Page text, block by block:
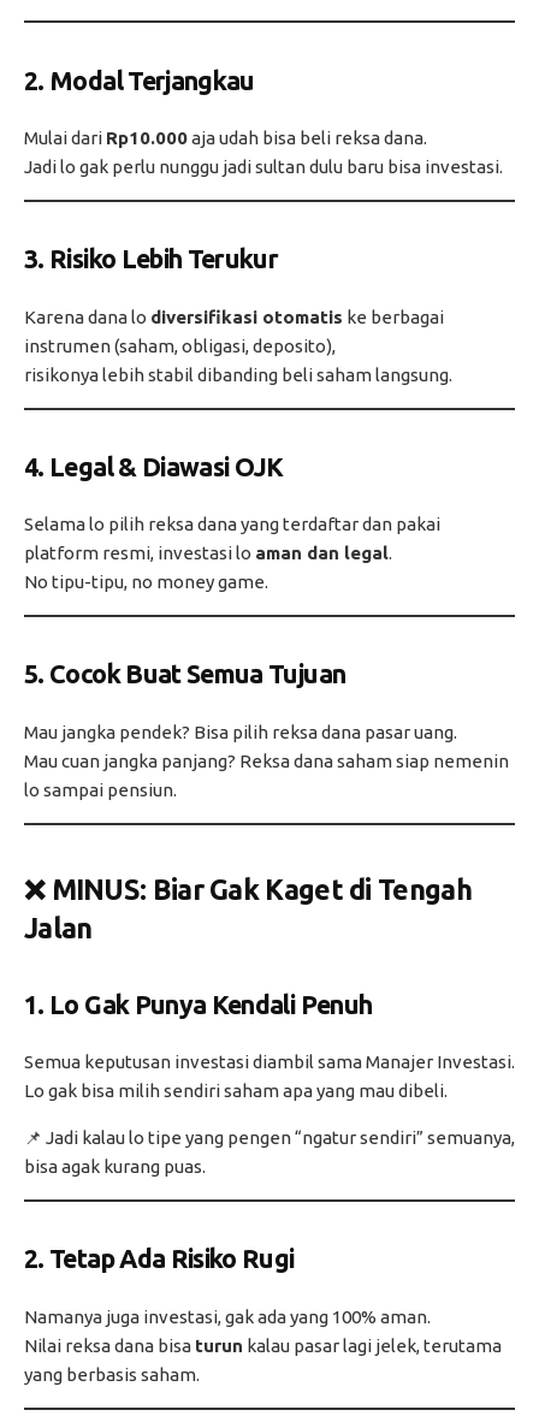
2. Modal Terjangkau
Mulai dari Rp10.000aja udah bisa beli reksa dana.
Jadi lo gak perlu nunggu jadi sultan dulu baru bisa investasi.
3. Risiko Lebih Terukur
Karena dana lo diversifikasi otomatis ke berbagai
instrumen (saham, obligasi, deposito),
risikonya lebih stabil dibanding beli saham langsung.
4. Legal & Diawasi OJK
Selama lo pilih reksa dana yang terdaftar dan pakai
platform resmi, investasi lo aman dan legal.
No tipu-tipu, no money game.
5. Cocok Buat Semua Tujuan
Mau jangka pendek? Bisa pilih reksa dana pasar uang.
Mau cuan jangka panjang? Reksa dana saham siap nemenin
lo sampai pensiun.
❌ MINUS: Biar Gak Kaget di Tengah
Jalan
1. Lo Gak Punya Kendali Penuh
Semua keputusan investasi diambil sama Manajer Investasi.
Lo gak bisa milih sendiri saham apa yang mau dibeli.
📌 Jadi kalau lo tipe yang pengen “ngatur sendiri” semuanya,
bisa agak kurang puas.
2. Tetap Ada Risiko Rugi
Namanya juga investasi, gak ada yang 100% aman.
Nilai reksa dana bisa turun kalau pasar lagi jelek, terutama
yang berbasis saham.